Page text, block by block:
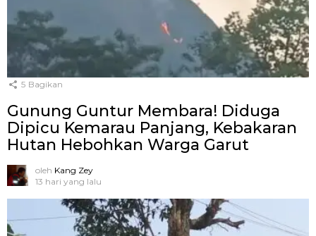
5 Bagikan
Gunung Guntur Membara! Diduga
Dipicu Kemarau Panjang, Kebakaran
Hutan Hebohkan Warga Garut
oleh Kang Zey
13 hari yang lalu